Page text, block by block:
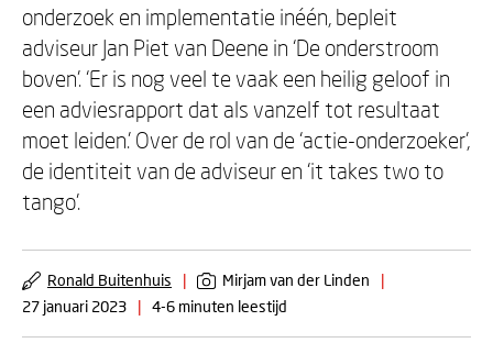
onderzoek en implementatie inéén, bepleit
adviseur Jan Piet van Deene in ‘De onderstroom
boven’. ‘Er is nog veel te vaak een heilig geloof in
een adviesrapport dat als vanzelf tot resultaat
moet leiden.’ Over de rol van de ‘actie-onderzoeker’,
de identiteit van de adviseur en ‘it takes two to
tango’.
Ronald Buitenhuis | Mirjam van der Linden
|
27 januari 2023
| 4-6 minuten leestijd